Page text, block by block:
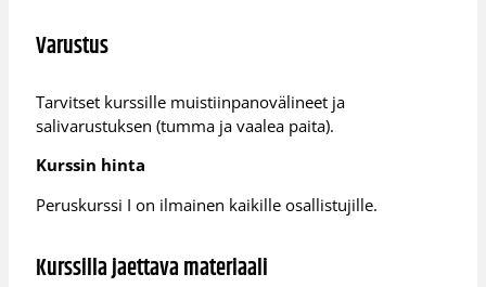
Varustus
Tarvitset kurssille muistiinpanovälineet ja
salivarustuksen (tumma ja vaalea paita).
Kurssin hinta
Peruskurssi I on ilmainen kaikille osallistujille.
Kurssilla jaettava materiaali